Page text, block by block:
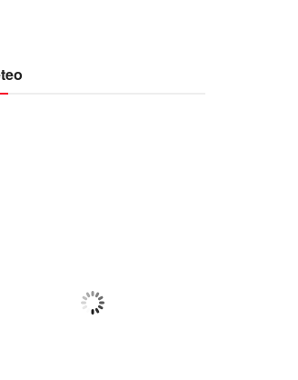
Nori Împrăștiați
Wind Gust: